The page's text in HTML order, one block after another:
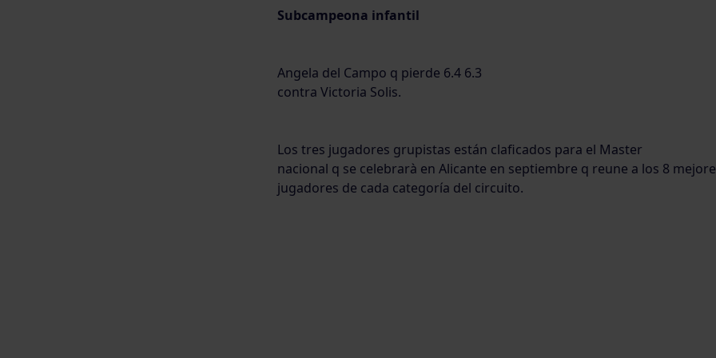
Subcampeona infantil
Angela del Campo q pierde 6.4 6.3
contra Victoria Solis.
Los tres jugadores grupistas están claficados para el Master
nacional q se celebrarà en Alicante en septiembre q reune a los 8
jugadores de cada categoría del circuito.